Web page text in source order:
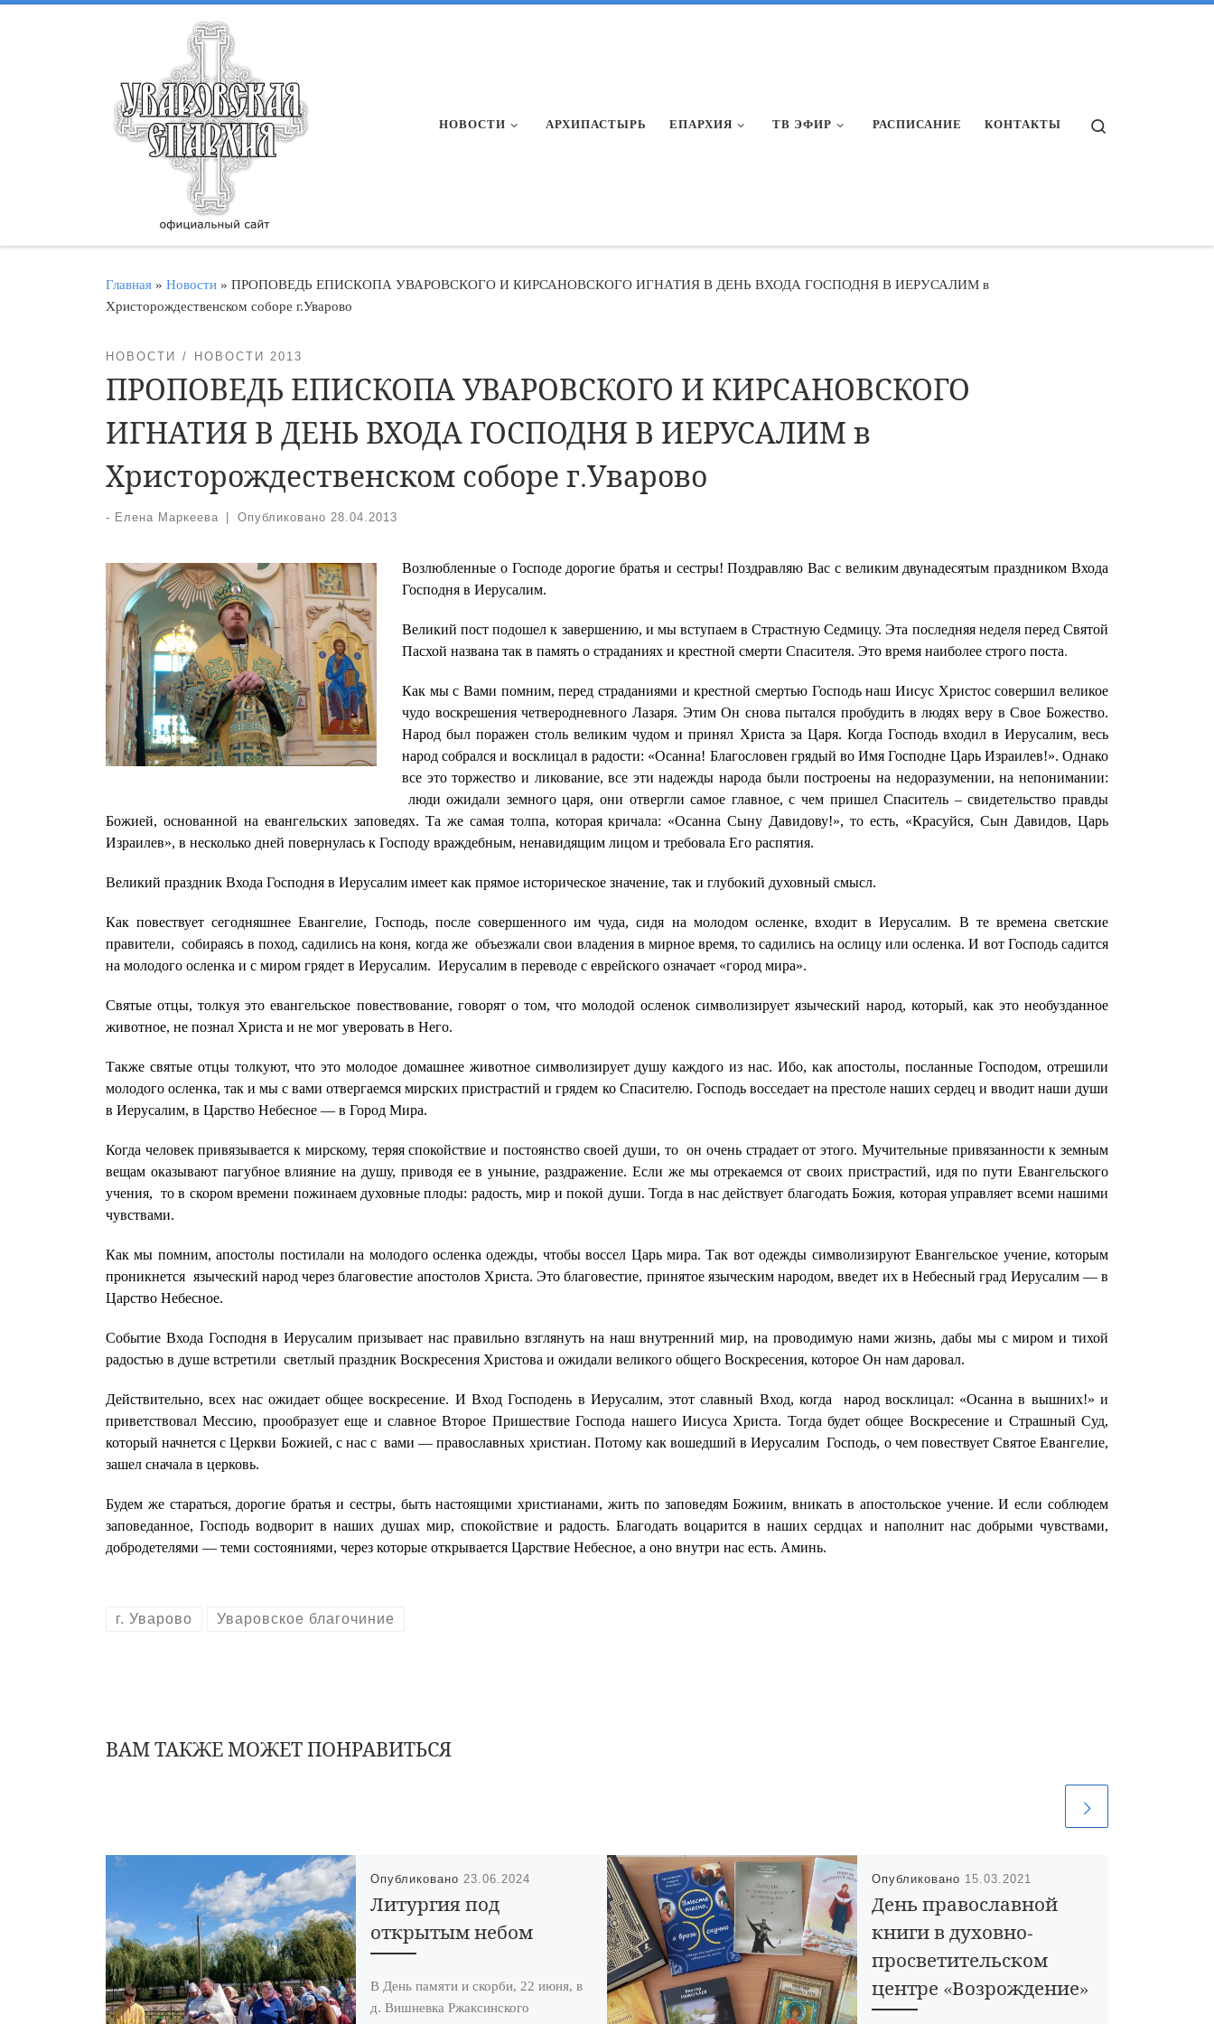
НОВОСТИ АРХИПАСТЫРЬ ЕПАРХИЯ ТВ ЭФИР РАСПИСАНИЕ КОНТАКТЫ
Главная » Новости » ПРОПОВЕДЬ ЕПИСКОПА УВАРОВСКОГО И КИРСАНОВСКОГО ИГНАТИЯ В ДЕНЬ ВХОДА ГОСПОДНЯ В ИЕРУСАЛИМ в
Христорождественском соборе г.Уварово
НОВОСТИ НОВОСТИ 2013
ПРОПОВЕДЬ ЕПИСКОПА УВАРОВСКОГО И КИРСАНОВСКОГО
ИГНАТИЯ В ДЕНЬ ВХОДА ГОСПОДНЯ В ИЕРУСАЛИМ в
Христорождественском соборе г.Уварово
- Елена Маркеева Опубликовано 28.04.2013
Возлюбленные о Господе дорогие братья и сестры! Поздравляю Вас с великим двунадесятым праздником Входа
Господня в Иерусалим.
Великий пост подошел к завершению, и мы вступаем в Страстную Седмицу. Эта последняя неделя перед Святой
Пасхой названа так в память о страданиях и крестной смерти Спасителя. Это время наиболее строго поста.
Как мы с Вами помним, перед страданиями и крестной смертью Господь наш Иисус Христос совершил великое
чудо воскрешения четверодневного Лазаря. Этим Он снова пытался пробудить в людях веру в Свое Божество.
Народ был поражен столь великим чудом и принял Христа за Царя. Когда Господь входил в Иерусалим, весь
народ собрался и восклицал в радости: «Осанна! Благословен грядый во Имя Господне Царь Израилев!». Однако
все это торжество и ликование, все эти надежды народа были построены на недоразумении, на непонимании:
люди ожидали земного царя, они отвергли самое главное, с чем пришел Спаситель – свидетельство правды
Божией, основанной на евангельских заповедях. Та же самая толпа, которая кричала: «Осанна Сыну Давидову!», то есть, «Красуйся, Сын Давидов, Царь
Израилев», в несколько дней повернулась к Господу враждебным, ненавидящим лицом и требовала Его распятия.
Великий праздник Входа Господня в Иерусалим имеет как прямое историческое значение, так и глубокий духовный смысл.
Как повествует сегодняшнее Евангелие, Господь, после совершенного им чуда, сидя на молодом осленке, входит в Иерусалим. В те времена светские
правители, собираясь в поход, садились на коня, когда же объезжали свои владения в мирное время, то садились на ослицу или осленка. И вот Господь садится
на молодого осленка и с миром грядет в Иерусалим. Иерусалим в переводе с еврейского означает «город мира».
Святые отцы, толкуя это евангельское повествование, говорят о том, что молодой осленок символизирует языческий народ, который, как это необузданное
животное, не познал Христа и не мог уверовать в Него.
Также святые отцы толкуют, что это молодое домашнее животное символизирует душу каждого из нас. Ибо, как апостолы, посланные Господом, отрешили
молодого осленка, так и мы с вами отвергаемся мирских пристрастий и грядем ко Спасителю. Господь восседает на престоле наших сердец и вводит наши души
в Иерусалим, в Царство Небесное — в Город Мира.
Когда человек привязывается к мирскому, теряя спокойствие и постоянство своей души, то он очень страдает от этого. Мучительные привязанности к земным
вещам оказывают пагубное влияние на душу, приводя ее в уныние, раздражение. Если же мы отрекаемся от своих пристрастий, идя по пути Евангельского
учения, то в скором времени пожинаем духовные плоды: радость, мир и покой души. Тогда в нас действует благодать Божия, которая управляет всеми нашими
чувствами.
Как мы помним, апостолы постилали на молодого осленка одежды, чтобы воссел Царь мира. Так вот одежды символизируют Евангельское учение, которым
проникнется языческий народ через благовестие апостолов Христа. Это благовестие, принятое языческим народом, введет их в Небесный град Иерусалим — в
Царство Небесное.
Событие Входа Господня в Иерусалим призывает нас правильно взглянуть на наш внутренний мир, на проводимую нами жизнь, дабы мы с миром и тихой
радостью в душе встретили светлый праздник Воскресения Христова и ожидали великого общего Воскресения, которое Он нам даровал.
Действительно, всех нас ожидает общее воскресение. И Вход Господень в Иерусалим, этот славный Вход, когда народ восклицал: «Осанна в вышних!» и
приветствовал Мессию, прообразует еще и славное Второе Пришествие Господа нашего Иисуса Христа. Тогда будет общее Воскресение и Страшный Суд,
который начнется с Церкви Божией, с нас с вами — православных христиан. Потому как вошедший в Иерусалим Господь, о чем повествует Святое Евангелие,
зашел сначала в церковь.
Будем же стараться, дорогие братья и сестры, быть настоящими христианами, жить по заповедям Божиим, вникать в апостольское учение. И если соблюдем
заповеданное, Господь водворит в наших душах мир, спокойствие и радость. Благодать воцарится в наших сердцах и наполнит нас добрыми чувствами,
добродетелями — теми состояниями, через которые открывается Царствие Небесное, а оно внутри нас есть. Аминь.
г. Уварово Уваровское благочиние
ВАМ ТАКЖЕ МОЖЕТ ПОНРАВИТЬСЯ
Опубликовано 23.06.2024
Литургия под
открытым небом
В День памяти и скорби, 22 июня, в
д. Вишневка Ржаксинского
Опубликовано 15.03.2021
День православной
книги в духовно-
просветительском
центре «Возрождение»